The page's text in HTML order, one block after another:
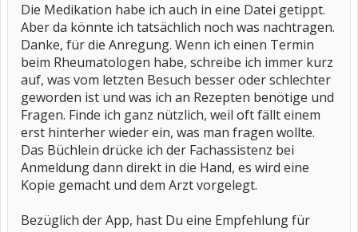
Die Medikation habe ich auch in eine Datei getippt.
Aber da könnte ich tatsächlich noch was nachtragen.
Danke, für die Anregung. Wenn ich einen Termin
beim Rheumatologen habe, schreibe ich immer kurz
auf, was vom letzten Besuch besser oder schlechter
geworden ist und was ich an Rezepten benötige und
Fragen. Finde ich ganz nützlich, weil oft fällt einem
erst hinterher wieder ein, was man fragen wollte.
Das Büchlein drücke ich der Fachassistenz bei
Anmeldung dann direkt in die Hand, es wird eine
Kopie gemacht und dem Arzt vorgelegt.
Bezüglich der App, hast Du eine Empfehlung für